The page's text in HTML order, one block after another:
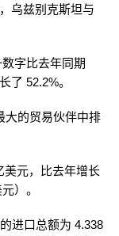
乌兹别克斯坦与
字比去年同期
了 52.2%。
大的贸易伙伴中排
美元，比去年增长
）。
进口总额为 4.338